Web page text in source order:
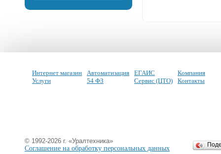
Интернет магазин
Услуги
Автоматизация
54 ФЗ
ЕГАИС
Сервис (ЦТО)
Компания
Контакты
© 1992-2026 г. «Уралтехника»
Соглашение на обработку персональных данных